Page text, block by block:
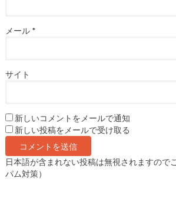
メール *
サイト
新しいコメントをメールで通知
新しい投稿をメールで受け取る
日本語が含まれない投稿は無視されますので
パム対策）